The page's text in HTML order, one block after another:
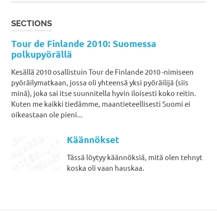
SECTIONS
Tour de Finlande 2010: Suomessa
polkupyörällä
Kesällä 2010 osallistuin Tour de Finlande 2010 -nimiseen
pyöräilymatkaan, jossa oli yhteensä yksi pyöräilijä (siis
minä), joka sai itse suunnitella hyvin iloisesti koko reitin.
Kuten me kaikki tiedämme, maantieteellisesti Suomi ei
oikeastaan ole pieni...
Käännökset
Tässä löytyy käännöksiä, mitä olen tehnyt
koska oli vaan hauskaa.